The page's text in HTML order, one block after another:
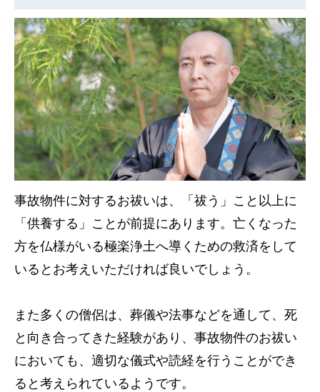
事故物件に対するお祓いは、「祓う」こと以上に
「供養する」ことが前提にあります。亡くなった
方を仏様がいる極楽浄土へ導くための救済をして
いるとお考えいただければ良いでしょう。
また多くの僧侶は、葬儀や法事などを通して、死
と向き合ってきた経験があり、事故物件のお祓い
においても、適切な儀式や読経を行うことができ
ると考えられているようです。